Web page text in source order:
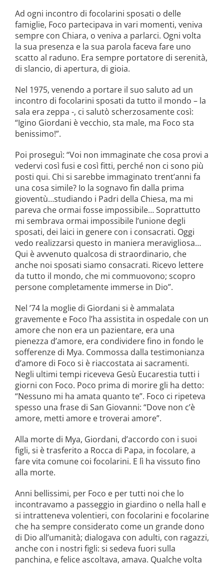
Ad ogni incontro di focolarini sposati o delle
famiglie, Foco partecipava in vari momenti, veniva
sempre con Chiara, o veniva a parlarci. Ogni volta
la sua presenza e la sua parola faceva fare uno
scatto al raduno. Era sempre portatore di serenità,
di slancio, di apertura, di gioia.
Nel 1975, venendo a portare il suo saluto ad un
incontro di focolarini sposati da tutto il mondo – la
sala era zeppa -, ci salutò scherzosamente così:
“Igino Giordani è vecchio, sta male, ma Foco sta
benissimo!”.
Poi proseguì: “Voi non immaginate che cosa provi a
vedervi così fusi e così fitti, perché non ci sono più
posti qui. Chi si sarebbe immaginato trent’anni fa
una cosa simile? Io la sognavo fin dalla prima
gioventù…studiando i Padri della Chiesa, ma mi
pareva che ormai fosse impossibile… Soprattutto
mi sembrava ormai impossibile l’unione degli
sposati, dei laici in genere con i consacrati. Oggi
vedo realizzarsi questo in maniera meravigliosa…
Qui è avvenuto qualcosa di straordinario, che
anche noi sposati siamo consacrati. Ricevo lettere
da tutto il mondo, che mi commuovono; scopro
persone completamente immerse in Dio”.
Nel ’74 la moglie di Giordani si è ammalata
gravemente e Foco l’ha assistita in ospedale con un
amore che non era un pazientare, era una
pienezza d’amore, era condividere fino in fondo le
sofferenze di Mya. Commossa dalla testimonianza
d’amore di Foco si è riaccostata ai sacramenti.
Negli ultimi tempi riceveva Gesù Eucarestia tutti i
giorni con Foco. Poco prima di morire gli ha detto:
“Nessuno mi ha amata quanto te”. Foco ci ripeteva
spesso una frase di San Giovanni: “Dove non c’è
amore, metti amore e troverai amore”.
Alla morte di Mya, Giordani, d’accordo con i suoi
figli, si è trasferito a Rocca di Papa, in focolare, a
fare vita comune coi focolarini. E lì ha vissuto fino
alla morte.
Anni bellissimi, per Foco e per tutti noi che lo
incontravamo a passeggio in giardino o nella hall e
si intratteneva volentieri, con focolarini e focolarine
che ha sempre considerato come un grande dono
di Dio all’umanità; dialogava con adulti, con ragazzi,
anche con i nostri figli: si sedeva fuori sulla
panchina, e felice ascoltava, amava. Qualche volta